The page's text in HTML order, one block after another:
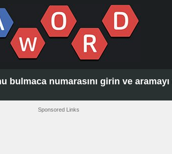
bulmaca numarasını girin ve aramayı
Sponsored Links